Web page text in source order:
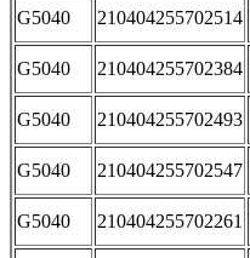
G5040 210404255702514
G5040 210404255702384
G5040 210404255702493
G5040 210404255702547
G5040 210404255702261